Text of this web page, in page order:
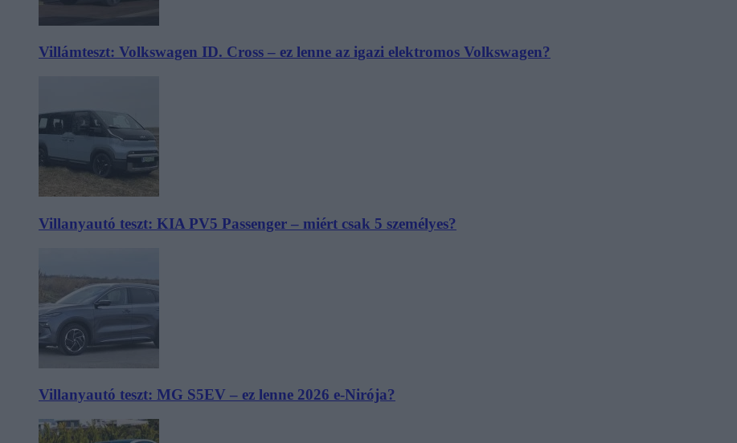
Villámteszt: Volkswagen ID. Cross – ez lenne az igazi elektromos Volkswagen?
Villanyautó teszt: KIA PV5 Passenger – miért csak 5 személyes?
Villanyautó teszt: MG S5EV – ez lenne 2026 e-Nirója?